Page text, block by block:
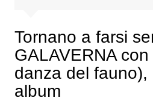
Tornano a farsi
GALAVERNA con
danza del fauno),
album